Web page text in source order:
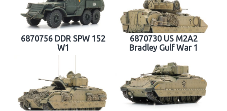
6870756 DDR SPW 152
W1
6870730 US M2A2
Bradley Gulf War 1